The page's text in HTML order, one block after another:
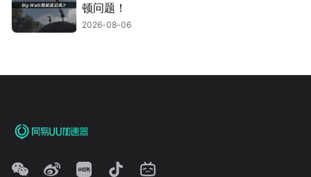
顿问题！
2026-08-06